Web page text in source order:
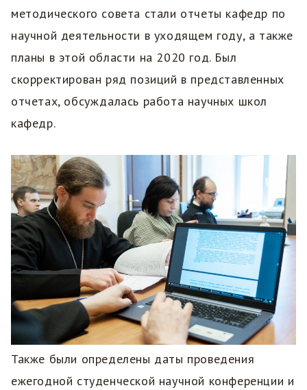
методического совета стали отчеты кафедр по
научной деятельности в уходящем году, а также
планы в этой области на 2020 год. Был
скорректирован ряд позиций в представленных
отчетах, обсуждалась работа научных школ
кафедр.
Также были определены даты проведения
ежегодной студенческой научной конференции и